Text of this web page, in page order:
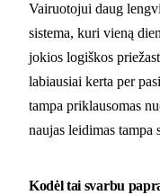
Vairuotojui daug
sistema, kuri vieną
jokios logiškos
labiausiai kerta per
tampa priklausomas
naujas leidimas tampa
Kodėl tai svarbu